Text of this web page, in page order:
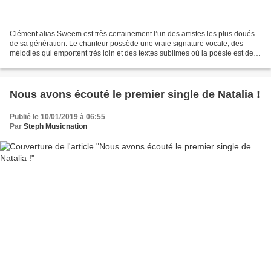
Clément alias Sweem est très certainement l’un des artistes les plus doués
de sa génération. Le chanteur possède une vraie signature vocale, des
mélodies qui emportent très loin et des textes sublimes où la poésie est de
Nous avons écouté le premier single de Natalia !
Publié le 10/01/2019 à 06:55
Par Steph Musicnation